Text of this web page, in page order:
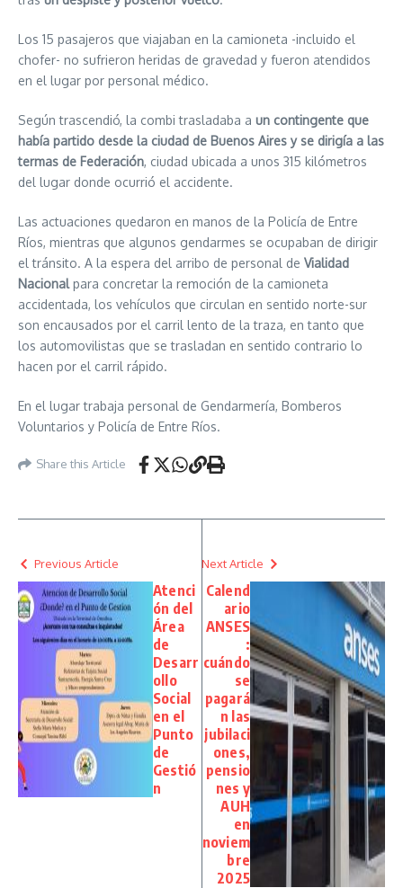
Los 15 pasajeros que viajaban en la camioneta -incluido el
chofer- no sufrieron heridas de gravedad y fueron atendidos
en el lugar por personal médico.
Según trascendió, la combi trasladaba a un contingente que
había partido desde la ciudad de Buenos Aires y se dirigía a las
termas de Federación, ciudad ubicada a unos 315 kilómetros
del lugar donde ocurrió el accidente.
Las actuaciones quedaron en manos de la Policía de Entre
Ríos, mientras que algunos gendarmes se ocupaban de dirigir
el tránsito. A la espera del arribo de personal de Vialidad
Nacionalpara concretar la remoción de la camioneta
accidentada, los vehículos que circulan en sentido norte-sur
son encausados por el carril lento de la traza, en tanto que
los automovilistas que se trasladan en sentido contrario lo
hacen por el carril rápido.
En el lugar trabaja personal de Gendarmería, Bomberos
Voluntarios y Policía de Entre Ríos.
Share this Article
Previous Article
Atenci
ón del
Área
de
Desarr
ollo
Social
en el
Punto
de
Gestió
n
Next Article
Calend
ario
ANSES
:
cuándo
se
pagará
n las
jubilaci
ones,
pensio
nes y
AUH
en
noviem
bre
2025